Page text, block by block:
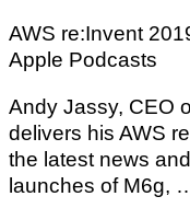
‎AWS re:Invent
Apple Podcasts
Andy Jassy, CEO
delivers his AWS
the latest news
launches of M6g,